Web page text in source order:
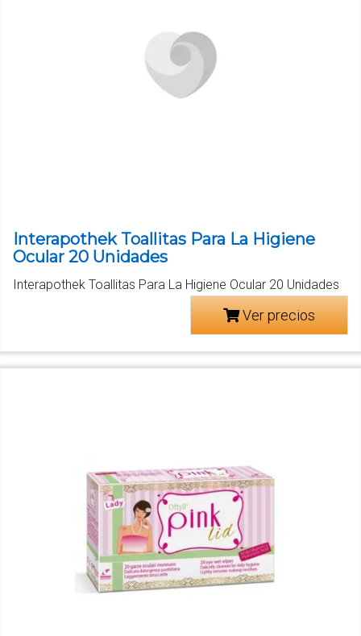
Interapothek Toallitas Para La Higiene
Ocular 20 Unidades
Interapothek Toallitas Para La Higiene Ocular 20 Unidades
Ver precios